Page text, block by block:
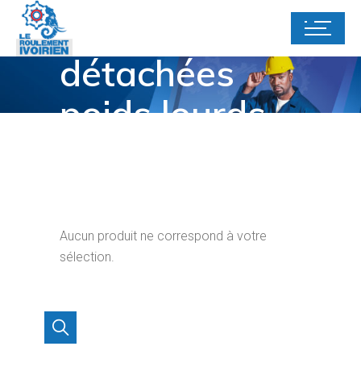
Pièces
détachées
poids lourds
Aucun produit ne correspond à votre
sélection.